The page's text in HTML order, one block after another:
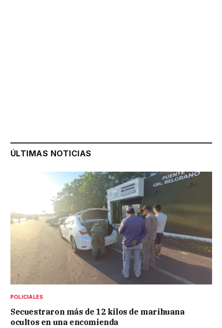
ÚLTIMAS NOTICIAS
POLICIALES
Secuestraron más de 12 kilos de marihuana
ocultos en una encomienda